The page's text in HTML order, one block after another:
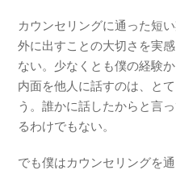
カウンセリングに通った短
外に出すことの大切さを実
ない。少なくとも僕の経験
内面を他人に話すのは、と
う。誰かに話したからと言
るわけでもない。
でも僕はカウンセリングを